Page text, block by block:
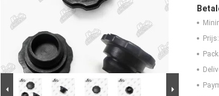
Prijs: